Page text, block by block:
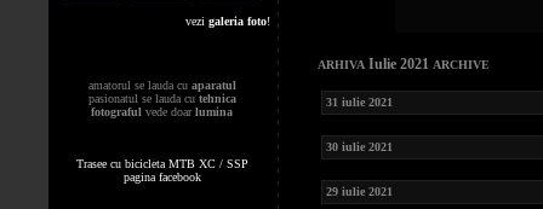
vezi galeria foto!
amatorul se lauda cu aparatul
pasionatul se lauda cu tehnica
fotograful vede doarlumina
Trasee cu bicicleta MTB XC / SSP
pagina facebook
ARHIVA Iulie 2021 ARCHIVE
31 iulie 2021
30 iulie 2021
29 iulie 2021